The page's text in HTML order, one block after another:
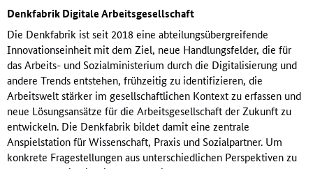
Denkfabrik Digitale Arbeitsgesellschaft
Die Denkfabrik ist seit 2018 eine abteilungsübergreifende
Innovationseinheit mit dem Ziel, neue Handlungsfelder, die für
das Arbeits- und Sozialministerium durch die Digitalisierung und
andere Trends entstehen, frühzeitig zu identiﬁzieren, die
Arbeitswelt stärker im gesellschaftlichen Kontext zu erfassen und
neue Lösungsansätze für die Arbeitsgesellschaft der Zukunft zu
entwickeln. Die Denkfabrik bildet damit eine zentrale
Anspielstation für Wissenschaft, Praxis und Sozialpartner. Um
konkrete Fragestellungen aus unterschiedlichen Perspektiven zu